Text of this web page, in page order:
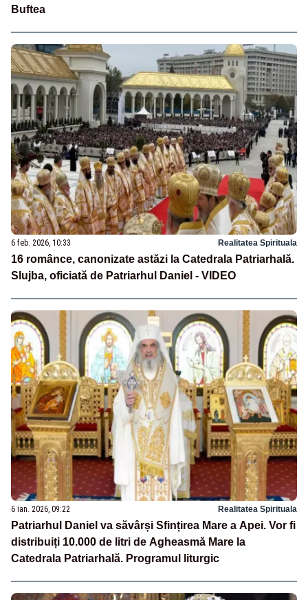
Buftea
6 feb. 2026, 10:33 Realitatea Spirituala
16 românce, canonizate astăzi la Catedrala Patriarhală.
Slujba, oficiată de Patriarhul Daniel - VIDEO
6 ian. 2026, 09:22 Realitatea Spirituala
Patriarhul Daniel va săvârși Sfințirea Mare a Apei. Vor fi
distribuiți 10.000 de litri de Agheasmă Mare la
Catedrala Patriarhală. Programul liturgic